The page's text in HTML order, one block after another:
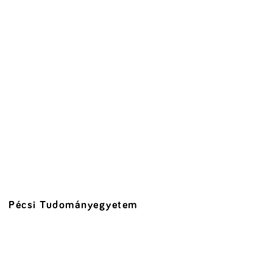
Pécsi Tudományegyetem